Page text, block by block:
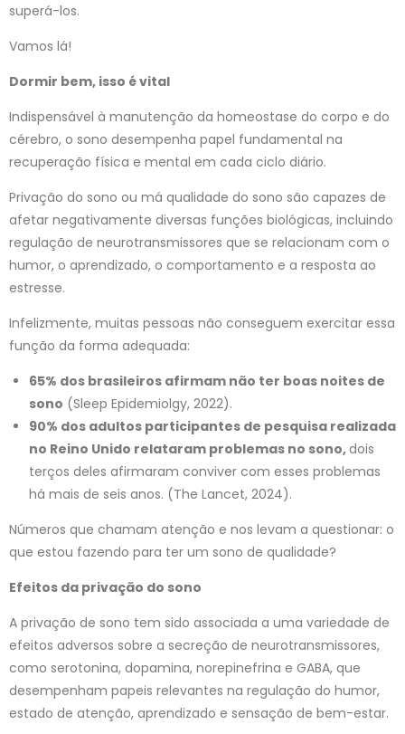
superá-los.
Vamos lá!
Dormir bem, isso é vital
Indispensável à manutenção da homeostase do corpo e do
cérebro, o sono desempenha papel fundamental na
recuperação física e mental em cada ciclo diário.
Privação do sono ou má qualidade do sono são capazes de
afetar negativamente diversas funções biológicas, incluindo
regulação de neurotransmissores que se relacionam com o
humor, o aprendizado, o comportamento e a resposta ao
estresse.
Infelizmente, muitas pessoas não conseguem exercitar essa
função da forma adequada:
65% dos brasileiros afirmam não ter boas noites de
sono (Sleep Epidemiolgy, 2022).
90% dos adultos participantes de pesquisa realizada
no Reino Unido relataram problemas no sono,dois
terços deles afirmaram conviver com esses problemas
há mais de seis anos. (The Lancet, 2024).
Números que chamam atenção e nos levam a questionar: o
que estou fazendo para ter um sono de qualidade?
Efeitos da privação do sono
A privação de sono tem sido associada a uma variedade de
efeitos adversos sobre a secreção de neurotransmissores,
como serotonina, dopamina, norepinefrina e GABA, que
desempenham papeis relevantes na regulação do humor,
estado de atenção, aprendizado e sensação de bem-estar.